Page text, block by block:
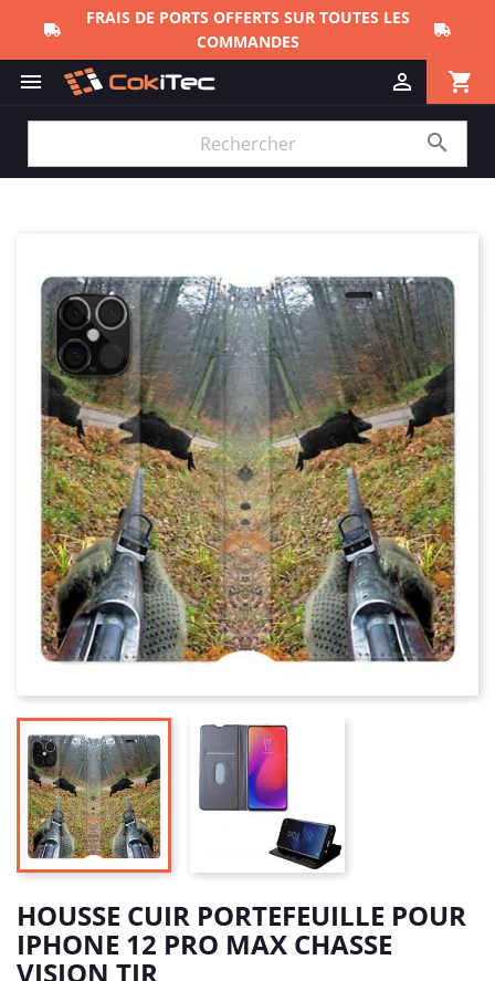
FRAIS DE PORTS OFFERTS SUR TOUTES LES
COMMANDES
 shopping_cart


HOUSSE CUIR PORTEFEUILLE POUR
IPHONE 12 PRO MAX CHASSE
VISION TIR